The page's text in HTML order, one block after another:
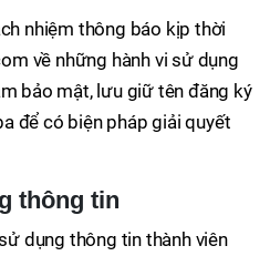
nhiệm thông báo kịp thời
về những hành vi sử dụng
bảo mật, lưu giữ tên đăng ký
để có biện pháp giải quyết
thông tin
dụng thông tin thành viên